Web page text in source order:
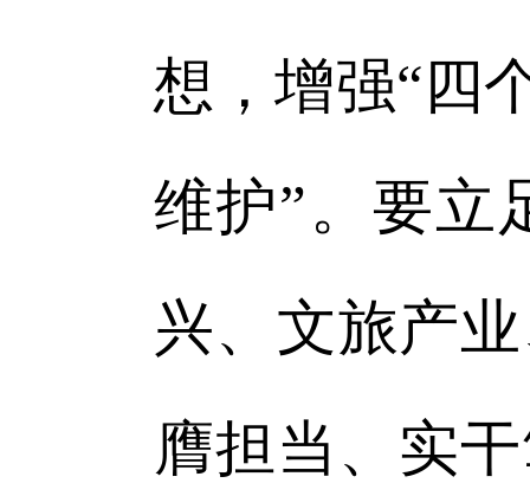
想，增强“四
维护”。要立
兴、文旅产
膺担当、实